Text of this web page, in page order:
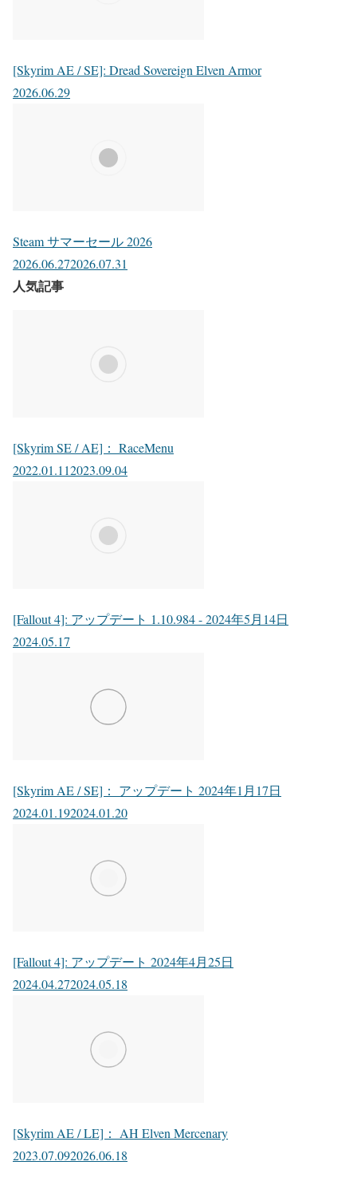
[Skyrim AE / SE]: Dread Sovereign Elven Armor
2026.06.29
Steam サマーセール 2026
2026.06.272026.07.31
人気記事
[Skyrim SE / AE]： RaceMenu
2022.01.112023.09.04
[Fallout 4]: アップデート 1.10.984 - 2024年5月14日
2024.05.17
[Skyrim AE / SE]： アップデート 2024年1月17日
2024.01.192024.01.20
[Fallout 4]: アップデート 2024年4月25日
2024.04.272024.05.18
[Skyrim AE / LE]： AH Elven Mercenary
2023.07.092026.06.18